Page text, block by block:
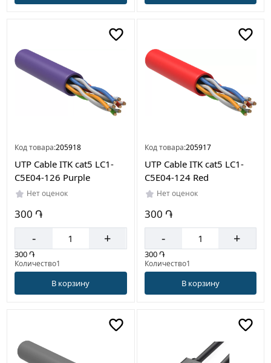
Код товара:205918
UTP Cable ITK cat5 LC1-
C5E04-126 Purple
Нет оценок
300 ֏
- +
300 ֏
Количество1
В корзину
Код товара:205917
UTP Cable ITK cat5 LC1-
C5E04-124 Red
Нет оценок
300 ֏
- +
300 ֏
Количество1
В корзину